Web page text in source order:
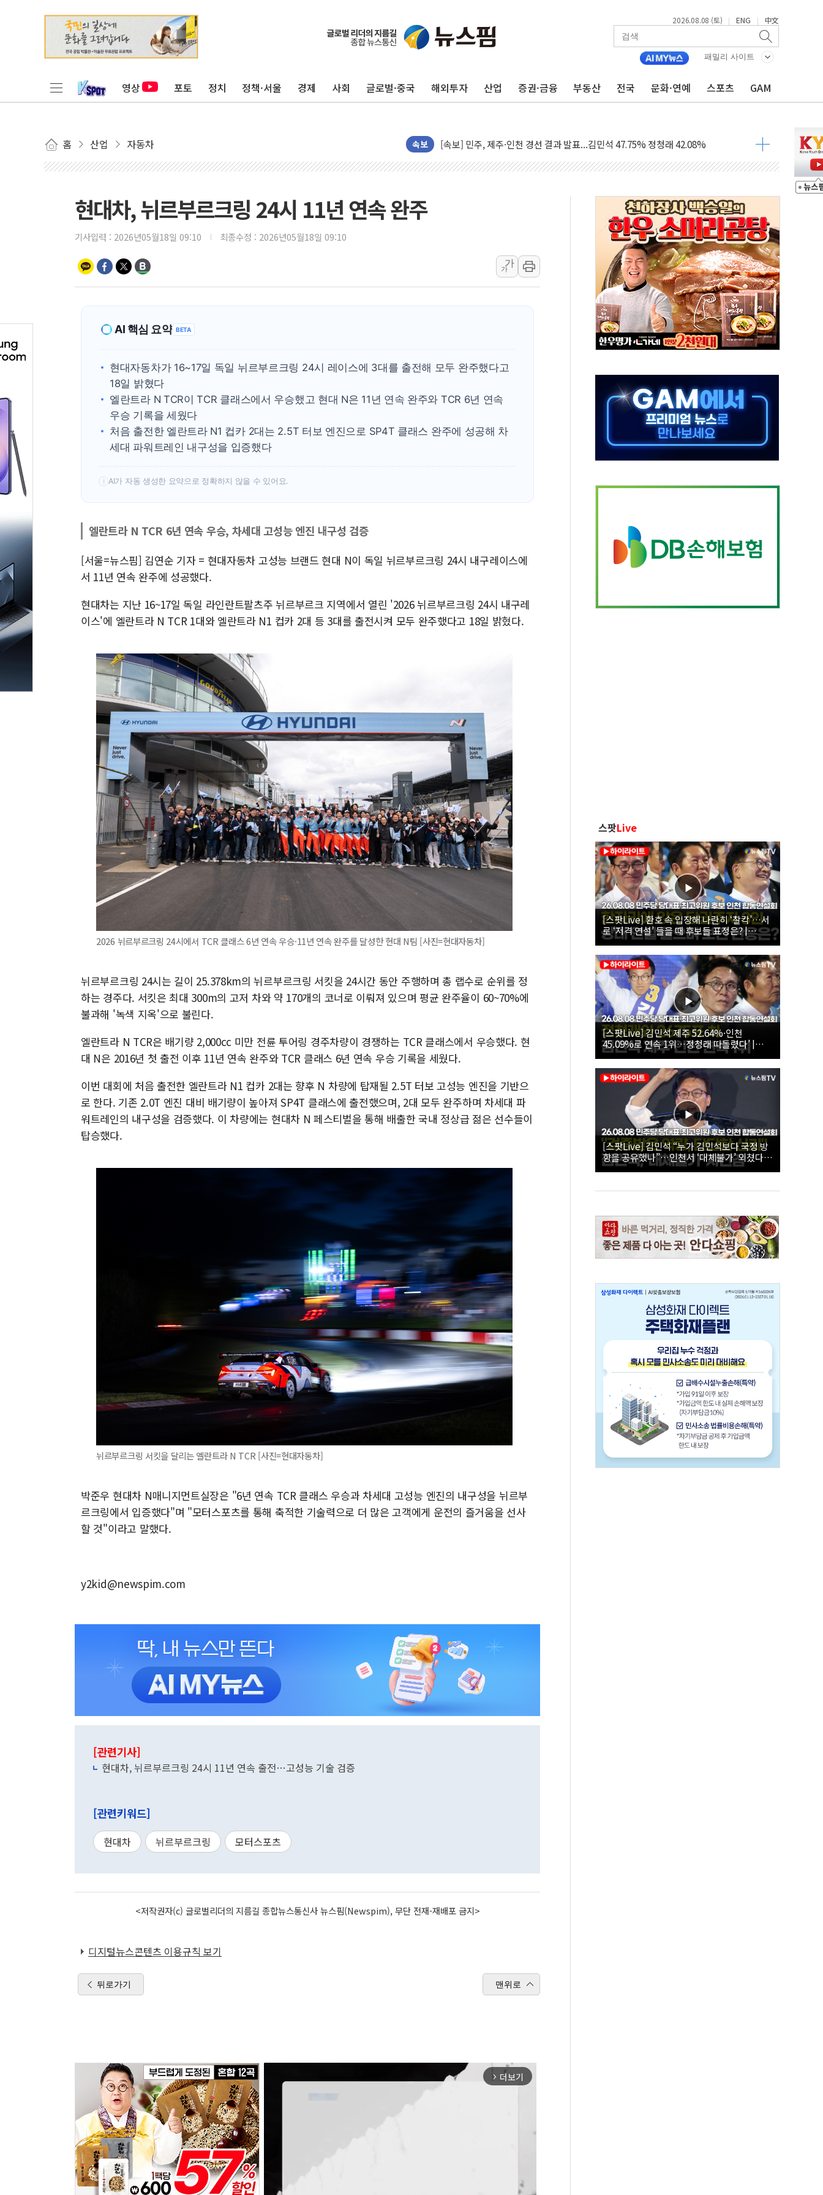
2026.08.08 (토) | ENG | 中文
패밀리 사이트
영상 포토 정치 정책·서울 경제 사회 글로벌·중국 해외투자 산업 증권·금융 부동산 전국 문화·연예 스포츠 GAM
홈 산업 자동차 속보
울진·영덕 '호우특보'-포항 '산사태 주의보'...경북도, 호우 피해·통제구간 없어
[종합] 김민석, 정청래에 '0.86%p' 차 재역전 성공...金 45.42% vs 鄭 44.56%
김민석, 2주차 제주·인천 경선서 정청래에 승리...47.75% vs 42.08%
인사하는 김민석 당대표 후보
[속보] 민주, 인천 경선 결과 발표...김민석 45.09% 정청래 43.27% 송영길 11.63%
[속보] 민주, 제주 경선 결과 발표...김민석 52.64% 정청래 39.89% 송영길 7.47%
美, 이란전 출구전략 만지작…공습 한계·탄약 부족 현실화
강릉·동해·삼척 시간당 최대 50㎜ 폭우…강원 동해안 강한 비 이어져
폐기물 수거하다 참변…60대 환경미화원 수거차에 치여 사망
서울 중랑구 주택가서 흉기 난동…60대 남성 2명 숨져
李대통령 "결혼 때문에 손해 보는 일 없게"…'결혼 페널티' 22개 과제 손본다
여수 오동도 인근 해상서 모터보트 전복…1명 사망·1명 실종
추미애, '위안부' 피해자 기림의 날 참석..."국제적 시민 연대로 목소리 내야"
인천 선재도 갯벌서 해루질 중 실종 60대 나흘만에 숨진 채 발견
인천서 말다툼 중 어머니 흉기 살해 10대 아들 체포
'화합' 꺼낸 김민석에 '뻔뻔' 받아친 정청래…제주 연설서 신경전 고조
李대통령, ISA 개편 재검토 지시…與 "적극 환영"·野 "졸속 국정"
현대차, 뉘르부르크링 24시 11년 연속 완주
기사입력 : 2026년05월18일 09:10 최종수정 : 2026년05월18일 09:10
가
가
AI 핵심 요약 BETA
현대자동차가 16~17일 독일 뉘르부르크링 24시 레이스에 3대를 출전해 모두 완주했다고
18일 밝혔다
엘란트라 N TCR이 TCR 클래스에서 우승했고 현대 N은 11년 연속 완주와 TCR 6년 연속
우승 기록을 세웠다
처음 출전한 엘란트라 N1 컵카 2대는 2.5T 터보 엔진으로 SP4T 클래스 완주에 성공해 차
세대 파워트레인 내구성을 입증했다
! AI가 자동 생성한 요약으로 정확하지 않을 수 있어요.
엘란트라 N TCR 6년 연속 우승, 차세대 고성능 엔진 내구성 검증
[서울=뉴스핌] 김연순 기자 = 현대자동차 고성능 브랜드 현대 N이 독일 뉘르부르크링 24시 내구레이스에
서 11년 연속 완주에 성공했다.
현대차는 지난 16~17일 독일 라인란트팔츠주 뉘르부르크 지역에서 열린 '2026 뉘르부르크링 24시 내구레
이스'에 엘란트라 N TCR 1대와 엘란트라 N1 컵카 2대 등 3대를 출전시켜 모두 완주했다고 18일 밝혔다.
2026 뉘르부르크링 24시에서 TCR 클래스 6년 연속 우승·11년 연속 완주를 달성한 현대 N팀 [사진=현대자동차]
뉘르부르크링 24시는 길이 25.378km의 뉘르부르크링 서킷을 24시간 동안 주행하며 총 랩수로 순위를 정
하는 경주다. 서킷은 최대 300m의 고저 차와 약 170개의 코너로 이뤄져 있으며 평균 완주율이 60~70%에
불과해 '녹색 지옥'으로 불린다.
엘란트라 N TCR은 배기량 2,000cc 미만 전륜 투어링 경주차량이 경쟁하는 TCR 클래스에서 우승했다. 현
대 N은 2016년 첫 출전 이후 11년 연속 완주와 TCR 클래스 6년 연속 우승 기록을 세웠다.
이번 대회에 처음 출전한 엘란트라 N1 컵카 2대는 향후 N 차량에 탑재될 2.5T 터보 고성능 엔진을 기반으
로 한다. 기존 2.0T 엔진 대비 배기량이 높아져 SP4T 클래스에 출전했으며, 2대 모두 완주하며 차세대 파
워트레인의 내구성을 검증했다. 이 차량에는 현대차 N 페스티벌을 통해 배출한 국내 정상급 젊은 선수들이
탑승했다.
뉘르부르크링 서킷을 달리는 엘란트라 N TCR [사진=현대자동차]
박준우 현대차 N매니지먼트실장은 "6년 연속 TCR 클래스 우승과 차세대 고성능 엔진의 내구성을 뉘르부
르크링에서 입증했다"며 "모터스포츠를 통해 축적한 기술력으로 더 많은 고객에게 운전의 즐거움을 선사
할 것"이라고 말했다.
y2kid@newspim.com
[관련기사]
현대차, 뉘르부르크링 24시 11년 연속 출전…고성능 기술 검증
[관련키워드]
현대차 뉘르부르크링 모터스포츠
<저작권자(c) 글로벌리더의 지름길 종합뉴스통신사 뉴스핌(Newspim), 무단 전재-재배포 금지>
디지털뉴스콘텐츠 이용규칙 보기
뒤로가기 맨위로
arrow_forward_ios 더보기
스팟Live
[스팟Live] 환호 속 입장해 나란히 ‘찰칵’…서
로 ‘저격 연설’ 들을 때 후보들 표정은? |
26.08.08 더불어민주당 당대표·최고위원 후
보 인천 합동연설회
[스팟Live] 김민석 제주 52.64%·인천
45.09%로 연속 1위…정청래 따돌렸다’ |
26.08.08 더불어민주당 당대표·최고위원 후
보 인천 합동연설회
[스팟Live] 김민석 “누가 김민석보다 국정 방
향을 공유했나”…인천서 ‘대체불가’ 외쳤다 |
26.08.08 더불어민주당 당대표·최고위원 후